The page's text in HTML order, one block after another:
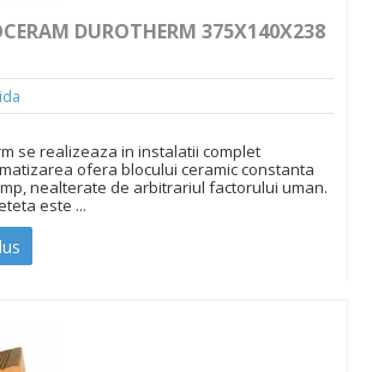
DUROTHERM 375X140X238
se realizeaza in instalatii complet
ofera blocului ceramic constanta
nealterate de arbitrariul factorului uman.
este ...